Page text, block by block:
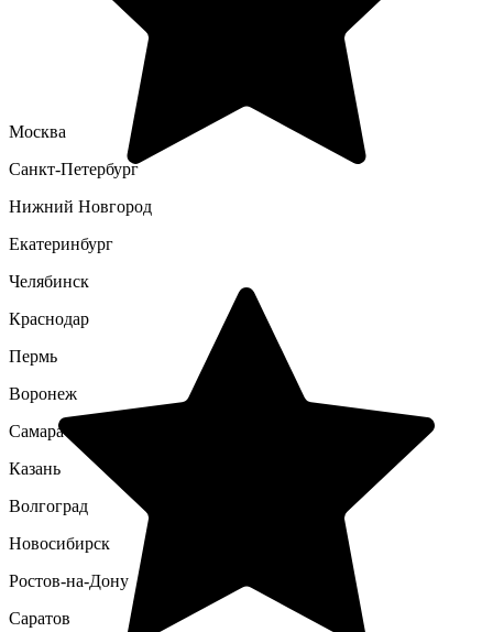
Москва
Санкт-Петербург
Нижний Новгород
Екатеринбург
Челябинск
Краснодар
Пермь
Воронеж
Самара
Казань
Волгоград
Новосибирск
Ростов-на-Дону
Саратов